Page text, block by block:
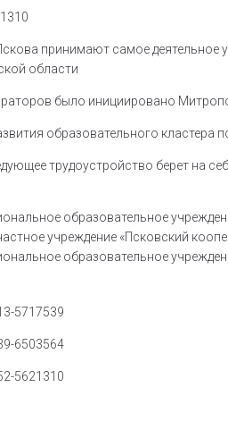
принимают самое
области
было инициировано
образовательного
трудоустройство берет на
образовательное
учреждение «Псковский
образовательное